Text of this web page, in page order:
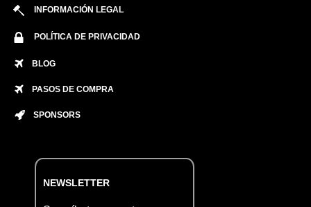
INFORMACIÓN LEGAL
POLÍTICA DE PRIVACIDAD
BLOG
PASOS DE COMPRA
SPONSORS
NEWSLETTER